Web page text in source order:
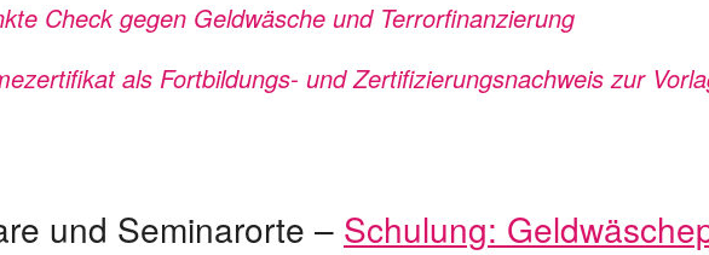
Check gegen Geldwäsche und Terrorfinanzierung
als Fortbildungs- und Zertifizierungsnachweis zur
und Seminarorte – Schulung: